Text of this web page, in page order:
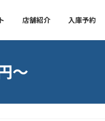
店舗紹介 入庫予約
～